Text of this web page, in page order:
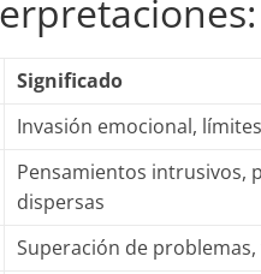
Significado
Invasión emocional,
Pensamientos intrusivos,
dispersas
Superación de